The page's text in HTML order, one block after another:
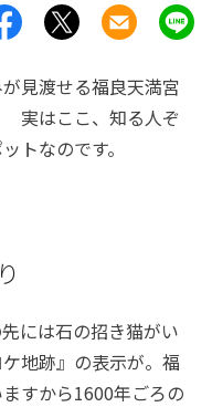
見渡せる福良天満宮
実はここ、知る人ぞ
トなのです。
には石の招き猫がい
地跡』の表示が。福
すから1600年ごろの